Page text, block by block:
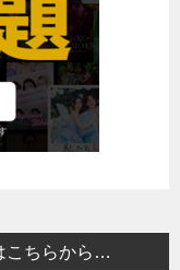
こちらから…